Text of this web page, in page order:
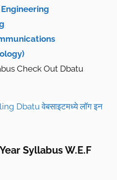
Check Out Dbatu
Dbatu वेबसाइटमध्ये लॉग इन
Syllabus W.E.F